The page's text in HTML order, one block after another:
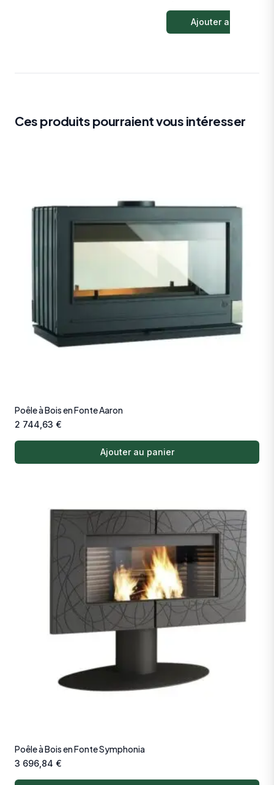
Ajouter au panier
Ces produits pourraient vous intéresser
Poêle à Bois en Fonte Aaron
2 744,63 €
Ajouter au panier
Poêle à Bois en Fonte Symphonia
3 696,84 €